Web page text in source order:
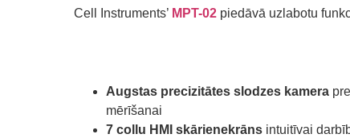
Cell Instruments’ MPT-02 piedāvā uzlabotu
Augstas precizitātes slodzes kamera
mērīšanai
7 collu HMI skārienekrāns intuitīvai